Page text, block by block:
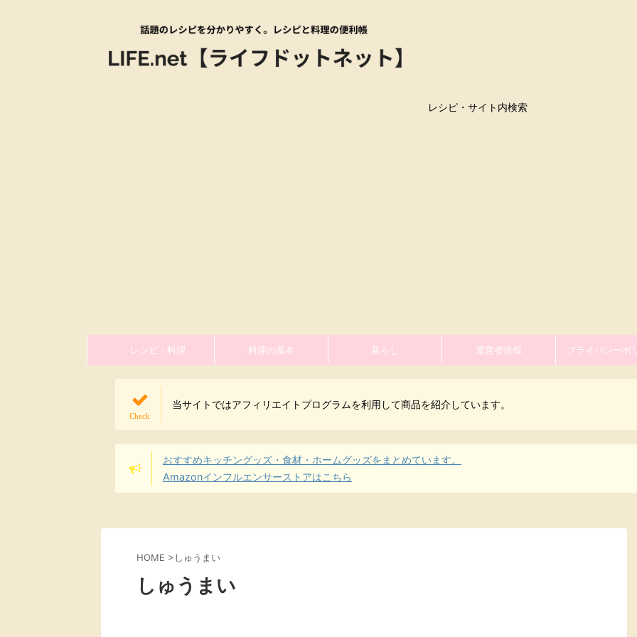
レシピ・サイト内検索
レシピ・料理 料理の基本 暮らし 運営者情報 プライバシーポ
当サイトではアフィリエイトプログラムを利用して商品を紹介しています。
おすすめキッチングッズ・食材・ホームグッズをまとめています。
Amazonインフルエンサーストアはこちら
HOME >しゅうまい
しゅうまい